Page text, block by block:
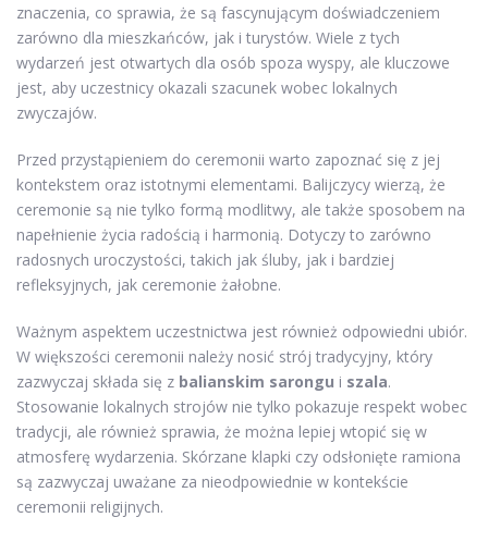
znaczenia, co sprawia, że są fascynującym doświadczeniem
zarówno dla mieszkańców, jak i turystów. Wiele z tych
wydarzeń jest otwartych dla osób spoza wyspy, ale kluczowe
jest, aby uczestnicy okazali szacunek wobec lokalnych
zwyczajów.
Przed przystąpieniem do ceremonii warto zapoznać się z jej
kontekstem oraz istotnymi elementami. Balijczycy wierzą, że
ceremonie są nie tylko formą modlitwy, ale także sposobem na
napełnienie życia radością i harmonią. Dotyczy to zarówno
radosnych uroczystości, takich jak śluby, jak i bardziej
refleksyjnych, jak ceremonie żałobne.
Ważnym aspektem uczestnictwa jest również odpowiedni ubiór.
W większości ceremonii należy nosić strój tradycyjny, który
zazwyczaj składa się z balianskim sarongu i szala.
Stosowanie lokalnych strojów nie tylko pokazuje respekt wobec
tradycji, ale również sprawia, że można lepiej wtopić się w
atmosferę wydarzenia. Skórzane klapki czy odsłonięte ramiona
są zazwyczaj uważane za nieodpowiednie w kontekście
ceremonii religijnych.